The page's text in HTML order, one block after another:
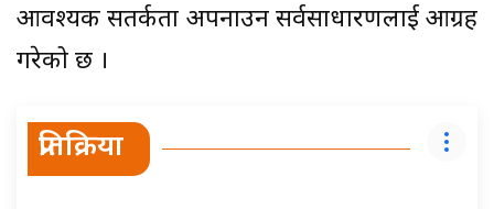
आवश्यक सतर्कता अपनाउन सर्वसाधारणलाई आग्रह
गरेको छ ।
प्रतिक्रिया